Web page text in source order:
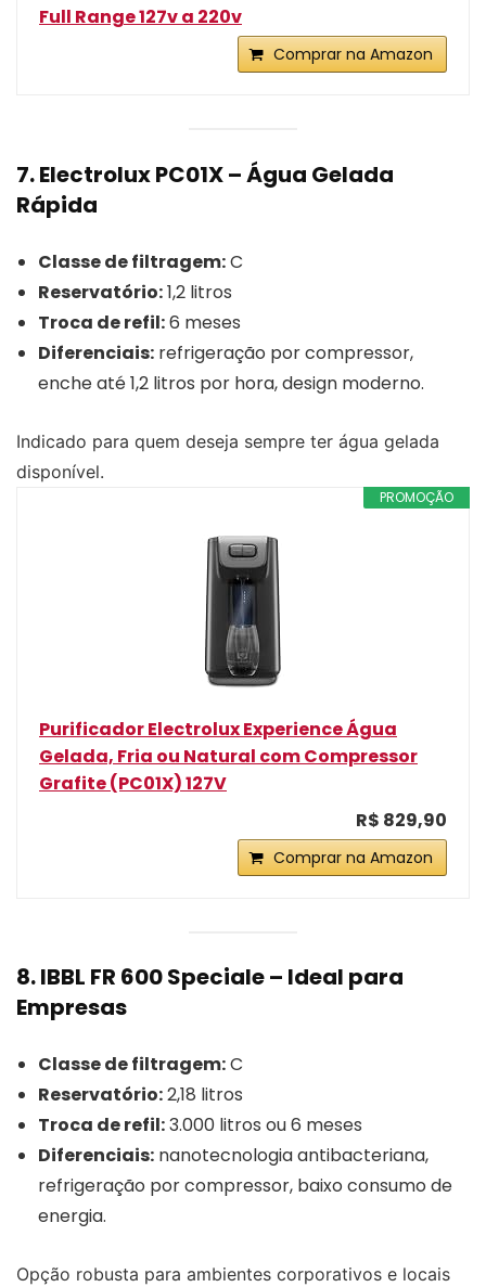
Full Range 127v a 220v
Comprar na Amazon
7. Electrolux PC01X – Água Gelada
Rápida
Classe de filtragem:C
Reservatório:1,2 litros
Troca de refil:6 meses
Diferenciais: refrigeração por compressor,
enche até 1,2 litros por hora, design moderno.
Indicado para quem deseja sempre ter água gelada
disponível.
PROMOÇÃO
Purificador Electrolux Experience Água
Gelada, Fria ou Natural com Compressor
Grafite (PC01X) 127V
R$ 829,90
Comprar na Amazon
8. IBBL FR 600 Speciale – Ideal para
Empresas
Classe de filtragem:C
Reservatório:2,18 litros
Troca de refil:3.000 litros ou 6 meses
Diferenciais: nanotecnologia antibacteriana,
refrigeração por compressor, baixo consumo de
energia.
Opção robusta para ambientes corporativos e locais